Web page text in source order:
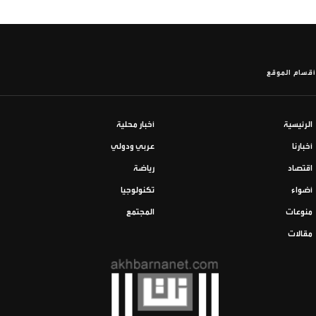
أقسام الموقع
الرئيسية أخبار محلية
أخبارنا عربي ودولي
اقتصاد رياضة
أضواء تكنولوجيا
منوعات المجتمع
مقالات